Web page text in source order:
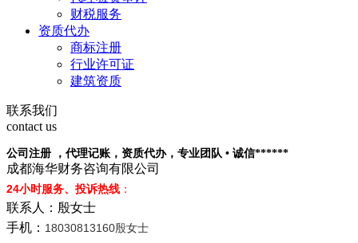
财税服务
资质代办
商标注册
行业许可证
建筑资质
联系我们
contact us
公司注册 ，代理记账，资质代办，专业团队 • 诚信******
成都海华财务咨询有限公司
24小时服务、投诉热线 ：
联系人：殷女士
手机： 18030813160殷女士